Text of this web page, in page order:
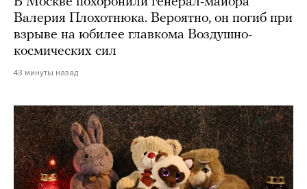
Валерия Плохотнюка. Вероятно, он погиб при
взрыве на юбилее главкома Воздушно-
космических сил
43 минуты назад